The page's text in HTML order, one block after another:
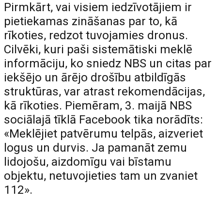
Pirmkārt, vai visiem iedzīvotājiem ir
pietiekamas zināšanas par to, kā
rīkoties, redzot tuvojamies dronus.
Cilvēki, kuri paši sistemātiski meklē
informāciju, ko sniedz NBS un citas par
iekšējo un ārējo drošību atbildīgās
struktūras, var atrast rekomendācijas,
kā rīkoties. Piemēram, 3. maijā NBS
sociālajā tīklā Facebook tika norādīts:
«Meklējiet patvērumu telpās, aizveriet
logus un durvis. Ja pamanāt zemu
lidojošu, aizdomīgu vai bīstamu
objektu, netuvojieties tam un zvaniet
112».